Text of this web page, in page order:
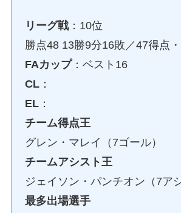
リーグ戦：10位
勝点48 13勝9分16敗／47得点
FAカップ：ベスト16
CL ：
EL ：
チーム得点王
グレン・マレイ（7ゴール）
チームアシスト王
ジェイソン・パンチオン（7ア
最多出場選手